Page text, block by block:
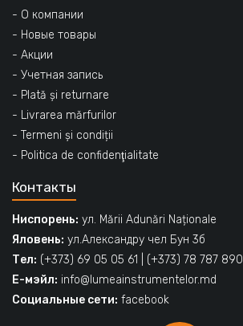
- О компании
- Новые товары
- Акции
- Учетная запись
- Plată și returnare
- Livrarea mărfurilor
- Termeni și condiții
- Politica de confidenţialitate
Контакты
Ниспорень: ул. Mării Adunări Naționale
Яловень: ул.Александру чел Бун 3б
Тел: (+373) 69 05 05 61
(+373) 78 787 890
Е-мэйл: info@lumeainstrumentelor.md
Социальные сети: facebook